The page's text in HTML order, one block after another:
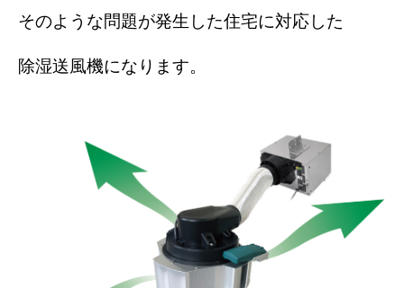
そのような問題が発生した住宅に対応した
除湿送風機になります。